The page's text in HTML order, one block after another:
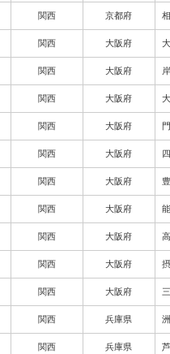
関西 京都府
関西 大阪府
関西 大阪府
関西 大阪府
関西 大阪府
関西 大阪府
関西 大阪府
関西 大阪府
関西 大阪府
関西 大阪府
関西 大阪府
関西 兵庫県
関西 兵庫県